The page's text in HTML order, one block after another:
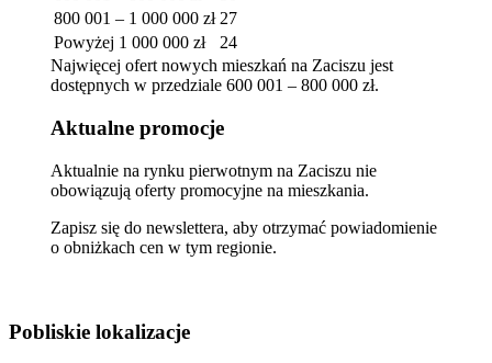
800 001 – 1 000 000 zł 27
Powyżej 1 000 000 zł
24
Najwięcej ofert nowych mieszkań na Zaciszu jest
dostępnych w przedziale 600 001 – 800 000 zł.
Aktualne promocje
Aktualnie na rynku pierwotnym na Zaciszu nie
obowiązują oferty promocyjne na mieszkania.
Zapisz się do newslettera, aby otrzymać powiadomienie
o obniżkach cen w tym regionie.
Pobliskie lokalizacje